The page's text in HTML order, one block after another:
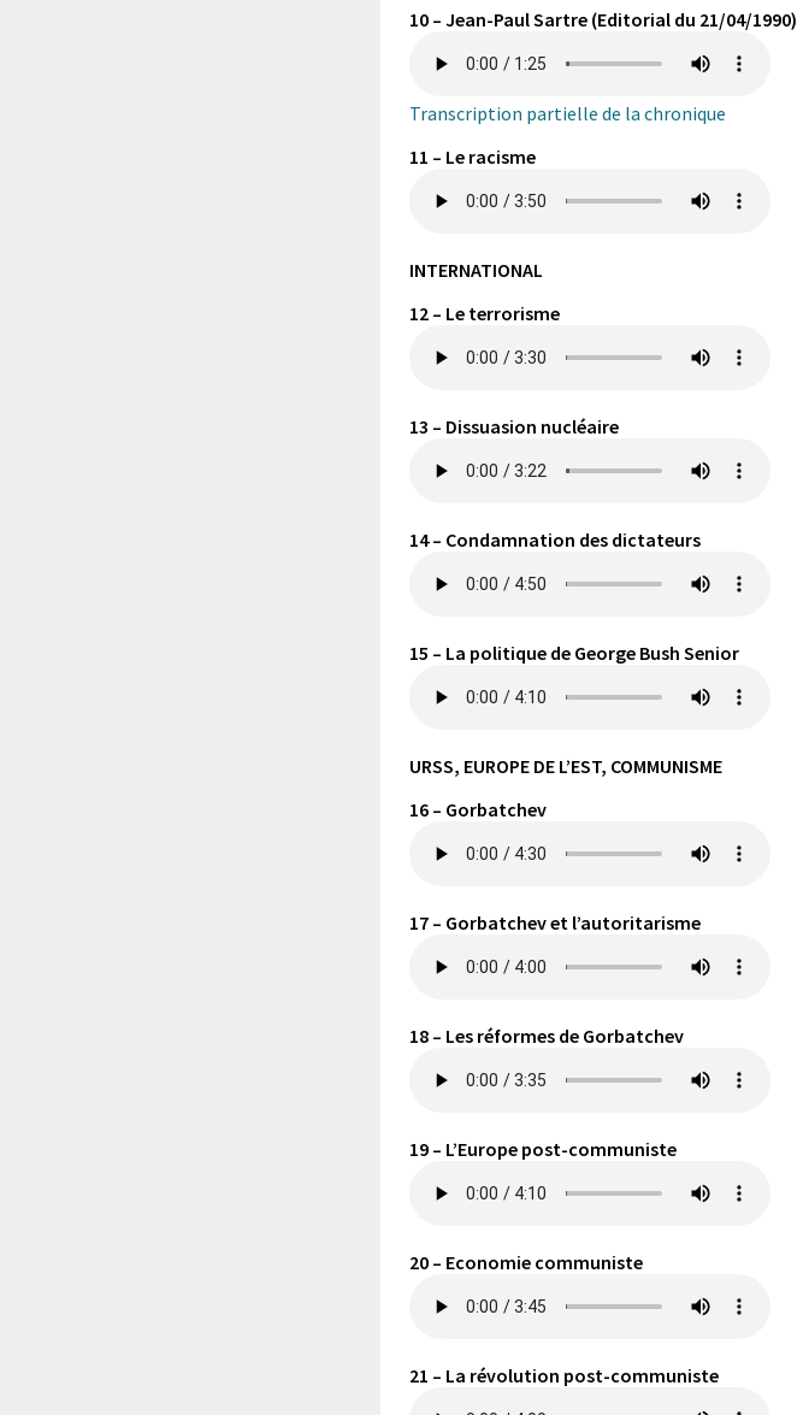
10 – Jean-Paul Sartre (Editorial du 21/04/1990)
Transcription partielle de la chronique
11 – Le racisme
INTERNATIONAL
12 – Le terrorisme
13 – Dissuasion nucléaire
14 – Condamnation des dictateurs
15 – La politique de George Bush Senior
URSS, EUROPE DE L’EST, COMMUNISME
16 – Gorbatchev
17 – Gorbatchev et l’autoritarisme
18 – Les réformes de Gorbatchev
19 – L’Europe post-communiste
20 – Economie communiste
21 – La révolution post-communiste